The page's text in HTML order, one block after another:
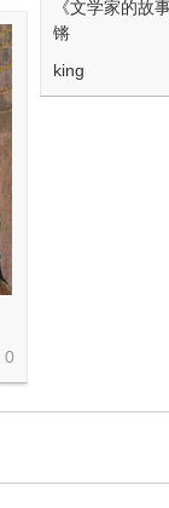
《文学家的故
锵
king
0